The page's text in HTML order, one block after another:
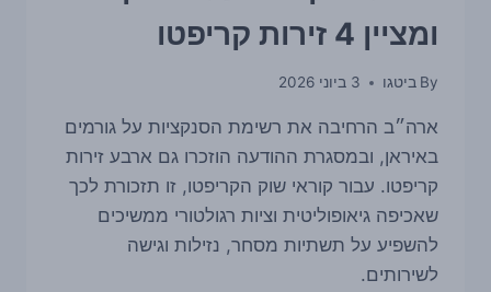
ומציין 4 זירות קריפטו
By ביטגו 3 ביוני 2026
ארה״ב הרחיבה את רשימת הסנקציות על גורמים
באיראן, ובמסגרת ההודעה הוזכרו גם ארבע זירות
קריפטו. עבור קוראי שוק הקריפטו, זו תזכורת לכך
שאכיפה גיאופוליטית וציות רגולטורי ממשיכים
להשפיע על תשתיות מסחר, נזילות וגישה
לשירותים.